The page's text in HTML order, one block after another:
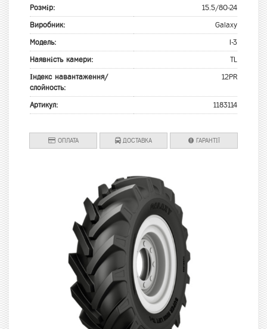
Розмір: 15.5/80-24
Виробник: Galaxy
Модель: I-3
Наявність камери: TL
Індекс навантаження/
слойность:
12PR
Артикул: 1183114
ОПЛАТА ДОСТАВКА ГАРАНТІЇ